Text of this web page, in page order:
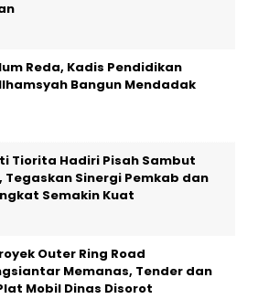
Reda, Kadis Pendidikan
Bangun Mendadak
Tiorita Hadiri Pisah Sambut
Tegaskan Sinergi Pemkab dan
Semakin Kuat
Outer Ring Road
Memanas, Tender dan
Mobil Dinas Disorot